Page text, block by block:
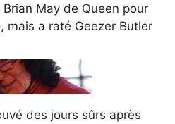
May de Queen pour
mais a raté Geezer Butler
des jours sûrs après